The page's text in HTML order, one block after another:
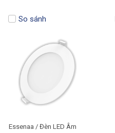
Essenaa / Đèn LED Âm
So sánh